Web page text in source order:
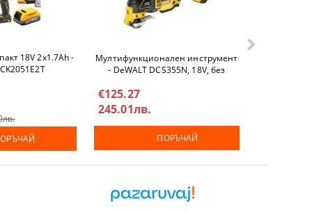
18V 2х1.7Ah -
Мултифункционален инструмент
- DeWALT DCS355N, 18V, без
€125.27
245.01лв.
ПОРЪЧАЙ